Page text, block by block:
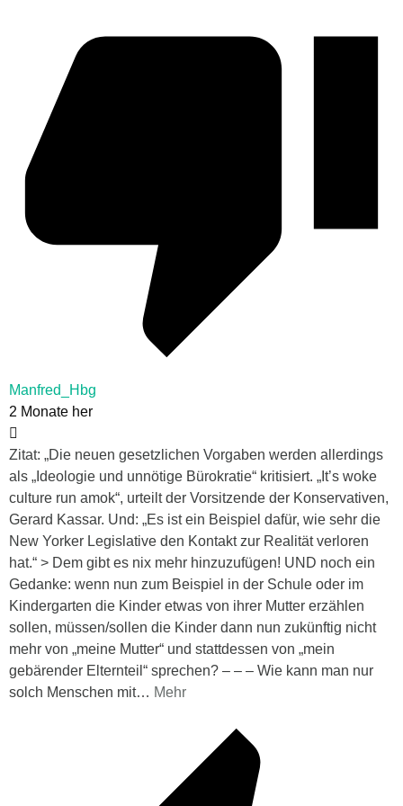
Manfred_Hbg
2 Monate her
Zitat: „Die neuen gesetzlichen Vorgaben werden allerdings
als „Ideologie und unnötige Bürokratie“ kritisiert. „It’s woke
culture run amok“, urteilt der Vorsitzende der Konservativen,
Gerard Kassar. Und: „Es ist ein Beispiel dafür, wie sehr die
New Yorker Legislative den Kontakt zur Realität verloren
hat.“ > Dem gibt es nix mehr hinzuzufügen! UND noch ein
Gedanke: wenn nun zum Beispiel in der Schule oder im
Kindergarten die Kinder etwas von ihrer Mutter erzählen
sollen, müssen/sollen die Kinder dann nun zukünftig nicht
mehr von „meine Mutter“ und stattdessen von „mein
gebärender Elternteil“ sprechen? – – – Wie kann man nur
solch Menschen mit… Mehr